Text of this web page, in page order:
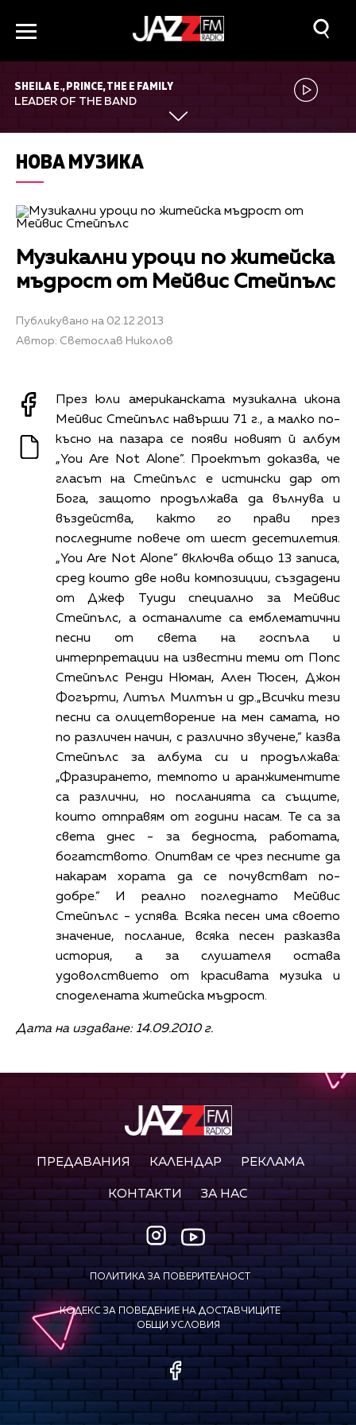
SHEILA E., PRINCE, THE E FAMILY
LEADER OF THE BAND
НОВА МУЗИКА
Музикални уроци по житейска
мъдрост от Мейвис Стейпълс
Публикувано на 02.12.2013
Автор: Светослав Николов
През юли американската музикална икона
Мейвис Стейпълс навърши 71 г., а малко по-
късно на пазара се появи новият й албум
„You Are Not Alone”. Проектът доказва, че
гласът на Стейпълс е истински дар от
Бога, защото продължава да вълнува и
въздейства, както го прави през
последните повече от шест десетилетия.
„You Are Not Alone” включва общо 13 записа,
сред които две нови композиции, създадени
от Джеф Туиди специално за Мейвис
Стейпълс, а останалите са емблематични
песни от света на госпъла и
интерпретации на известни теми от Попс
Стейпълс Ренди Нюман, Ален Тюсен, Джон
Фогърти, Литъл Милтън и др.„Всички тези
песни са олицетворение на мен самата, но
по различен начин, с различно звучене,” казва
Стейпълс за албума си и продължава:
„Фразирането, темпото и аранжиментите
са различни, но посланията са същите,
които отправям от години насам. Те са за
света днес - за бедноста, работата,
богатството. Опитвам се чрез песните да
накарам хората да се почувстват по-
добре.” И реално погледнато Мейвис
Стейпълс - успява. Всяка песен има своето
значение, послание, всяка песен разказва
история, а за слушателя остава
удоволствието от красивата музика и
споделената житейска мъдрост.
Дата на издаване: 14.09.2010 г.
ПРЕДАВАНИЯ КАЛЕНДАР РЕКЛАМА
КОНТАКТИ ЗА НАС
ПОЛИТИКА ЗА ПОВЕРИТЕЛНОСТ
КОДЕКС ЗА ПОВЕДЕНИЕ НА ДОСТАВЧИЦИТЕ
ОБЩИ УСЛОВИЯ